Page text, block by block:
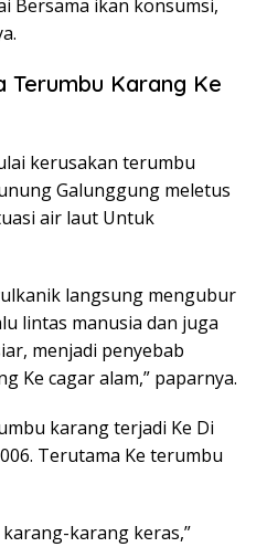
Bersama ikan konsumsi,
Terumbu Karang Ke
kerusakan terumbu
Galunggung meletus
air laut Untuk
langsung mengubur
lintas manusia dan juga
menjadi penyebab
Ke cagar alam,” paparnya.
karang terjadi Ke Di
Terutama Ke terumbu
karang keras,”